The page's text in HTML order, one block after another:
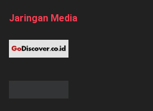
Jaringan Media